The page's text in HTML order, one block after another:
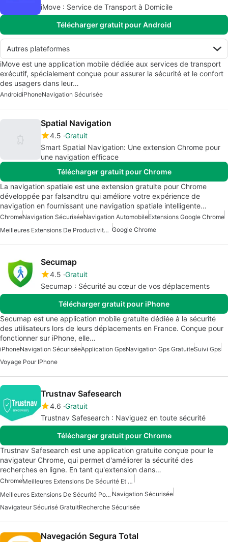
iMove : Service de Transport à Domicile
Télécharger gratuit pour Android
Autres plateformes
iMove est une application mobile dédiée aux services de transport
exécutif, spécialement conçue pour assurer la sécurité et le confort
des usagers dans leur…
AndroidiPhoneNavigation Sécurisée
Spatial Navigation
4.5 Gratuit
Smart Spatial Navigation: Une extension Chrome pour
une navigation efficace
Télécharger gratuit pour Chrome
La navigation spatiale est une extension gratuite pour Chrome
développée par falsandtru qui améliore votre expérience de
navigation en fournissant une navigation spatiale intelligente…
ChromeNavigation SécuriséeNavigation AutomobileExtensions Google Chrome
Meilleures Extensions De Productivité Pour Chrome Google Chrome
Secumap
4.5 Gratuit
Secumap : Sécurité au cœur de vos déplacements
Télécharger gratuit pour iPhone
Secumap est une application mobile gratuite dédiée à la sécurité
des utilisateurs lors de leurs déplacements en France. Conçue pour
fonctionner sur iPhone, elle…
iPhoneNavigation SécuriséeApplication GpsNavigation Gps GratuiteSuivi Gps
Voyage Pour IPhone
Trustnav Safesearch
4.6 Gratuit
Trustnav Safesearch : Naviguez en toute sécurité
Télécharger gratuit pour Chrome
Trustnav Safesearch est une application gratuite conçue pour le
navigateur Chrome, qui permet d'améliorer la sécurité des
recherches en ligne. En tant qu'extension dans…
Chrome
Meilleures Extensions De Sécurité Et De Confidentialité Pour Chrome
Meilleures Extensions De Sécurité Pour Chrome Navigation Sécurisée
Navigateur Sécurisé GratuitRecherche Sécurisée
Navegación Segura Total